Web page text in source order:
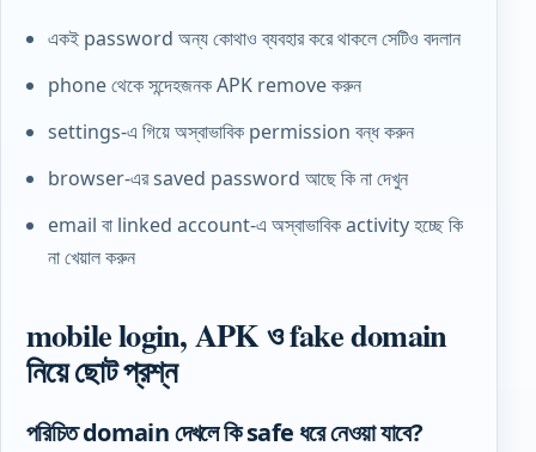
একই password অন্য কোথাও ব্যবহার করে থাকলে সেটিও বদলান
phone থেকে সন্দেহজনক APK remove করুন
settings-এ গিয়ে অস্বাভাবিক permission বন্ধ করুন
browser-এর saved password আছে কি না দেখুন
email বা linked account-এ অস্বাভাবিক activity হচ্ছে কি
না খেয়াল করুন
mobile login, APK ও fake domain
নিয়ে ছোট প্রশ্ন
পরিচিত domain দেখলে কি safe ধরে নেওয়া যাবে?